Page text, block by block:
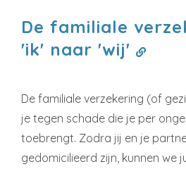
De familiale
'ik' naar 'wij'
De familiale verzekering (of
je tegen schade die je per
toebrengt. Zodra jij en je
gedomicilieerd zijn, kunnen we